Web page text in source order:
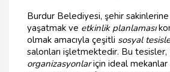
Burdur Belediyesi, şehir
yaşatmak ve etkinlik planlaması
olmak amacıyla çeşitli sosyal
salonları işletmektedir. Bu tesisler,
organizasyonlariçin ideal mekanlar